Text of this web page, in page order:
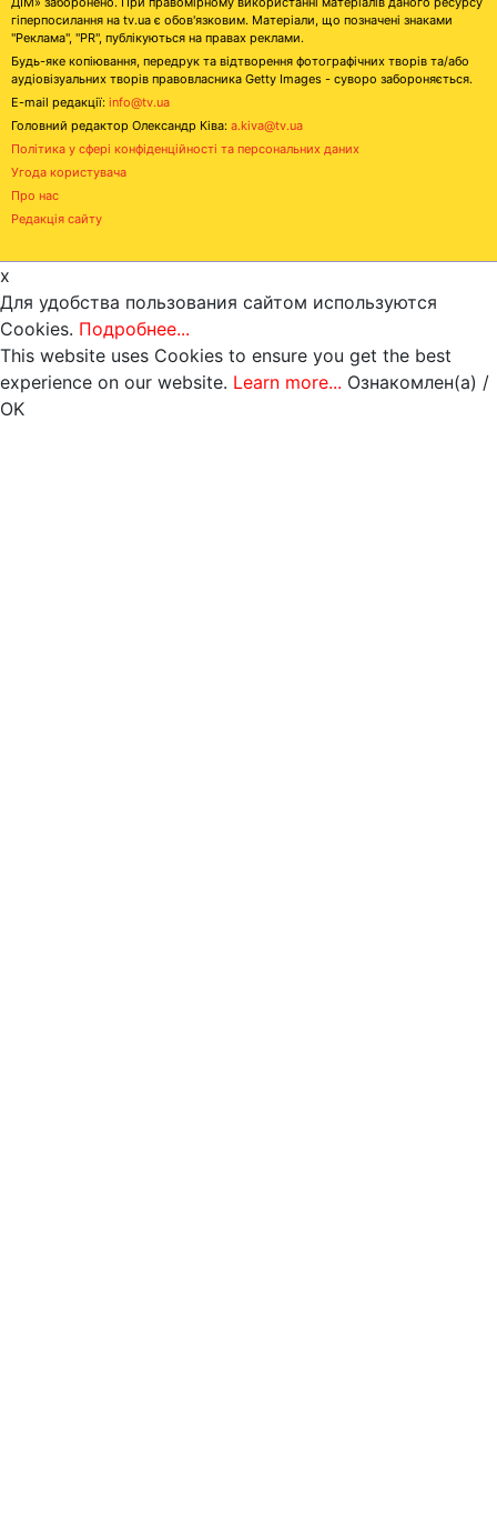
гіперпосилання на tv.ua є обов'язковим. Матеріали, що позначені знаками
"Реклама", "PR", публікуються на правах реклами.
Будь-яке копіювання, передрук та відтворення фотографічних творів та/або
аудіовізуальних творів правовласника Getty Images - суворо забороняється.
E-mail редакції: info@tv.ua
Головний редактор Олександр Ківа: a.kiva@tv.ua
Політика у сфері конфіденційності та персональних даних
Угода користувача
Про нас
Редакція сайту
x
Для удобства пользования сайтом используются
Cookies. Подробнее...
This website uses Cookies to ensure you get the best
experience on our website. Learn more... Ознакомлен(а) /
OK